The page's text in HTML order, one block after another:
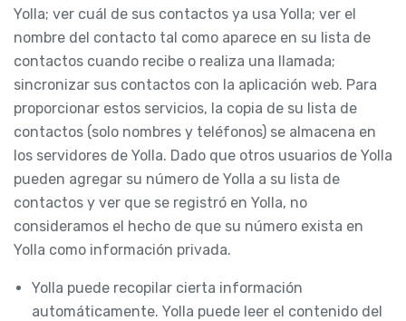
Yolla; ver cuál de sus contactos ya usa Yolla; ver el
nombre del contacto tal como aparece en su lista de
contactos cuando recibe o realiza una llamada;
sincronizar sus contactos con la aplicación web. Para
proporcionar estos servicios, la copia de su lista de
contactos (solo nombres y teléfonos) se almacena en
los servidores de Yolla. Dado que otros usuarios de Yolla
pueden agregar su número de Yolla a su lista de
contactos y ver que se registró en Yolla, no
consideramos el hecho de que su número exista en
Yolla como información privada.
Yolla puede recopilar cierta información
automáticamente. Yolla puede leer el contenido del